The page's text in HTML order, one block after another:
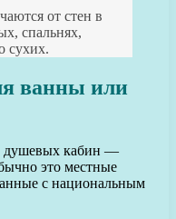
от стен в
спальнях,
сухих.
ванны или
душевых кабин —
это местные
с национальным